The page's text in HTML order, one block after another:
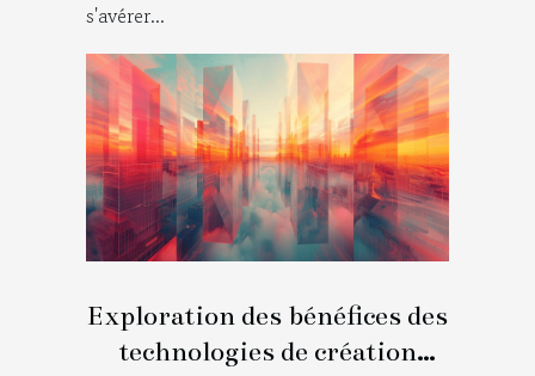
s'avérer...
Exploration des bénéfices des
technologies de création